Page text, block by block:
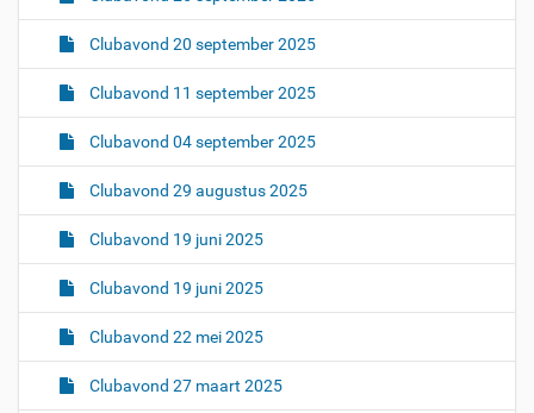
Clubavond 20 september 2025
Clubavond 11 september 2025
Clubavond 04 september 2025
Clubavond 29 augustus 2025
Clubavond 19 juni 2025
Clubavond 19 juni 2025
Clubavond 22 mei 2025
Clubavond 27 maart 2025